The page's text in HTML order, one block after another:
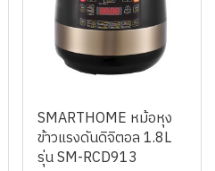
SMARTHOME หม้อหุง
ข้าวแรงดันดิจิตอล 1.8L
รุ่น SM-RCD913